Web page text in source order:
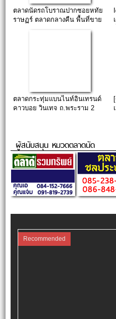
ตลาดนัดรถโบราณปากซอยหทัย
ราษฏร์ ตลาดกลางคืน พื้นที่ขาย
ตลาดกระทุ่มแบนไนท์อินเทรนด์
คาวบอย วินเทจ ถ.พระราม 2
ผู้สนับสนุน หมวดตลาดนัด
Recommended